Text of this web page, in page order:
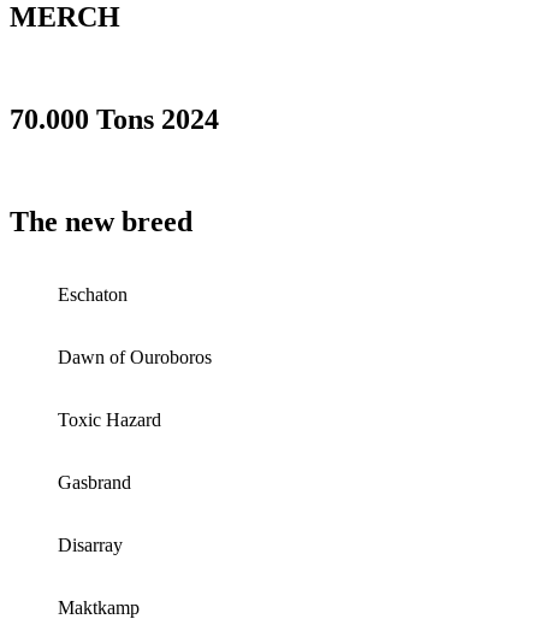
MERCH
70.000 Tons 2024
The new breed
Eschaton
Dawn of Ouroboros
Toxic Hazard
Gasbrand
Disarray
Maktkamp